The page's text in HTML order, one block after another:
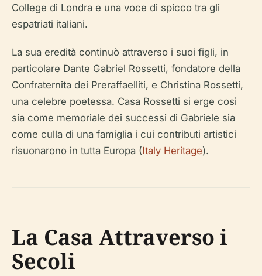
College di Londra e una voce di spicco tra gli
espatriati italiani.
La sua eredità continuò attraverso i suoi figli, in
particolare Dante Gabriel Rossetti, fondatore della
Confraternita dei Preraffaelliti, e Christina Rossetti,
una celebre poetessa. Casa Rossetti si erge così
sia come memoriale dei successi di Gabriele sia
come culla di una famiglia i cui contributi artistici
risuonarono in tutta Europa (Italy Heritage).
La Casa Attraverso i
Secoli